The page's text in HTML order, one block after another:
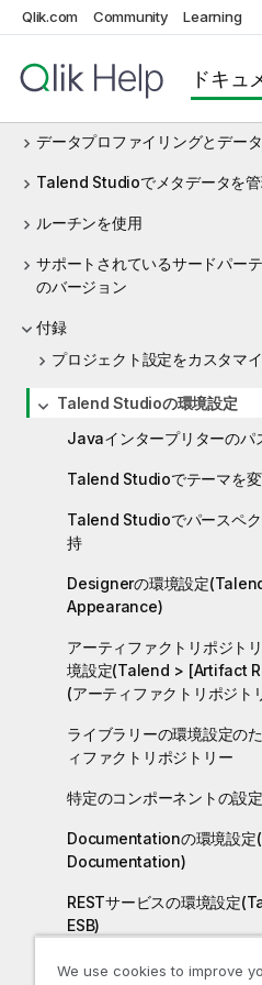
Qlik.com Community Learning
ドキュ
プロジェクトを使って作業
データ統合とデータサービス
データプロファイリングとデー
Talend Studioでメタデータを
ルーチンを使用
サポートされているサードパー
のバージョン
付録
プロジェクト設定をカスタマ
Talend Studioの環境設定
Javaインタープリターの
Talend Studioでテーマを
Talend Studioでパースペ
持
Designerの環境設定
Appearance)
アーティファクトリポジト
境設定(Talend > [Artifact
(アーティファクトリポジト
ライブラリーの環境設定の
ィファクトリポジトリー
特定のコンポーネントの設
Documentationの環境設
Documentation)
RESTサービスの環境設定
ESB)
Metadata Bridgeの環境設
We use cookies to improve